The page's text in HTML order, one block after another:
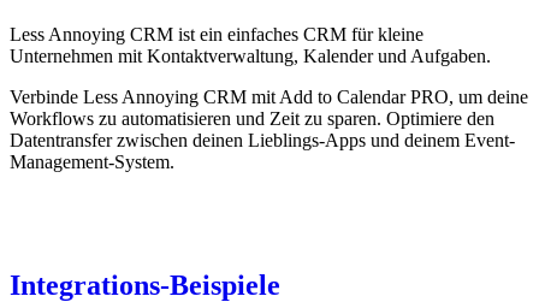
Less Annoying CRM ist ein einfaches CRM für kleine
Unternehmen mit Kontaktverwaltung, Kalender und Aufgaben.
Verbinde Less Annoying CRM mit Add to Calendar PRO, um deine
Workflows zu automatisieren und Zeit zu sparen. Optimiere den
Datentransfer zwischen deinen Lieblings-Apps und deinem Event-
Management-System.
Integrations-Beispiele